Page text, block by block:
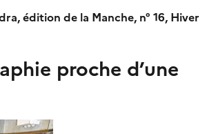
édition de la Manche, n° 16, Hiver
proche d’une